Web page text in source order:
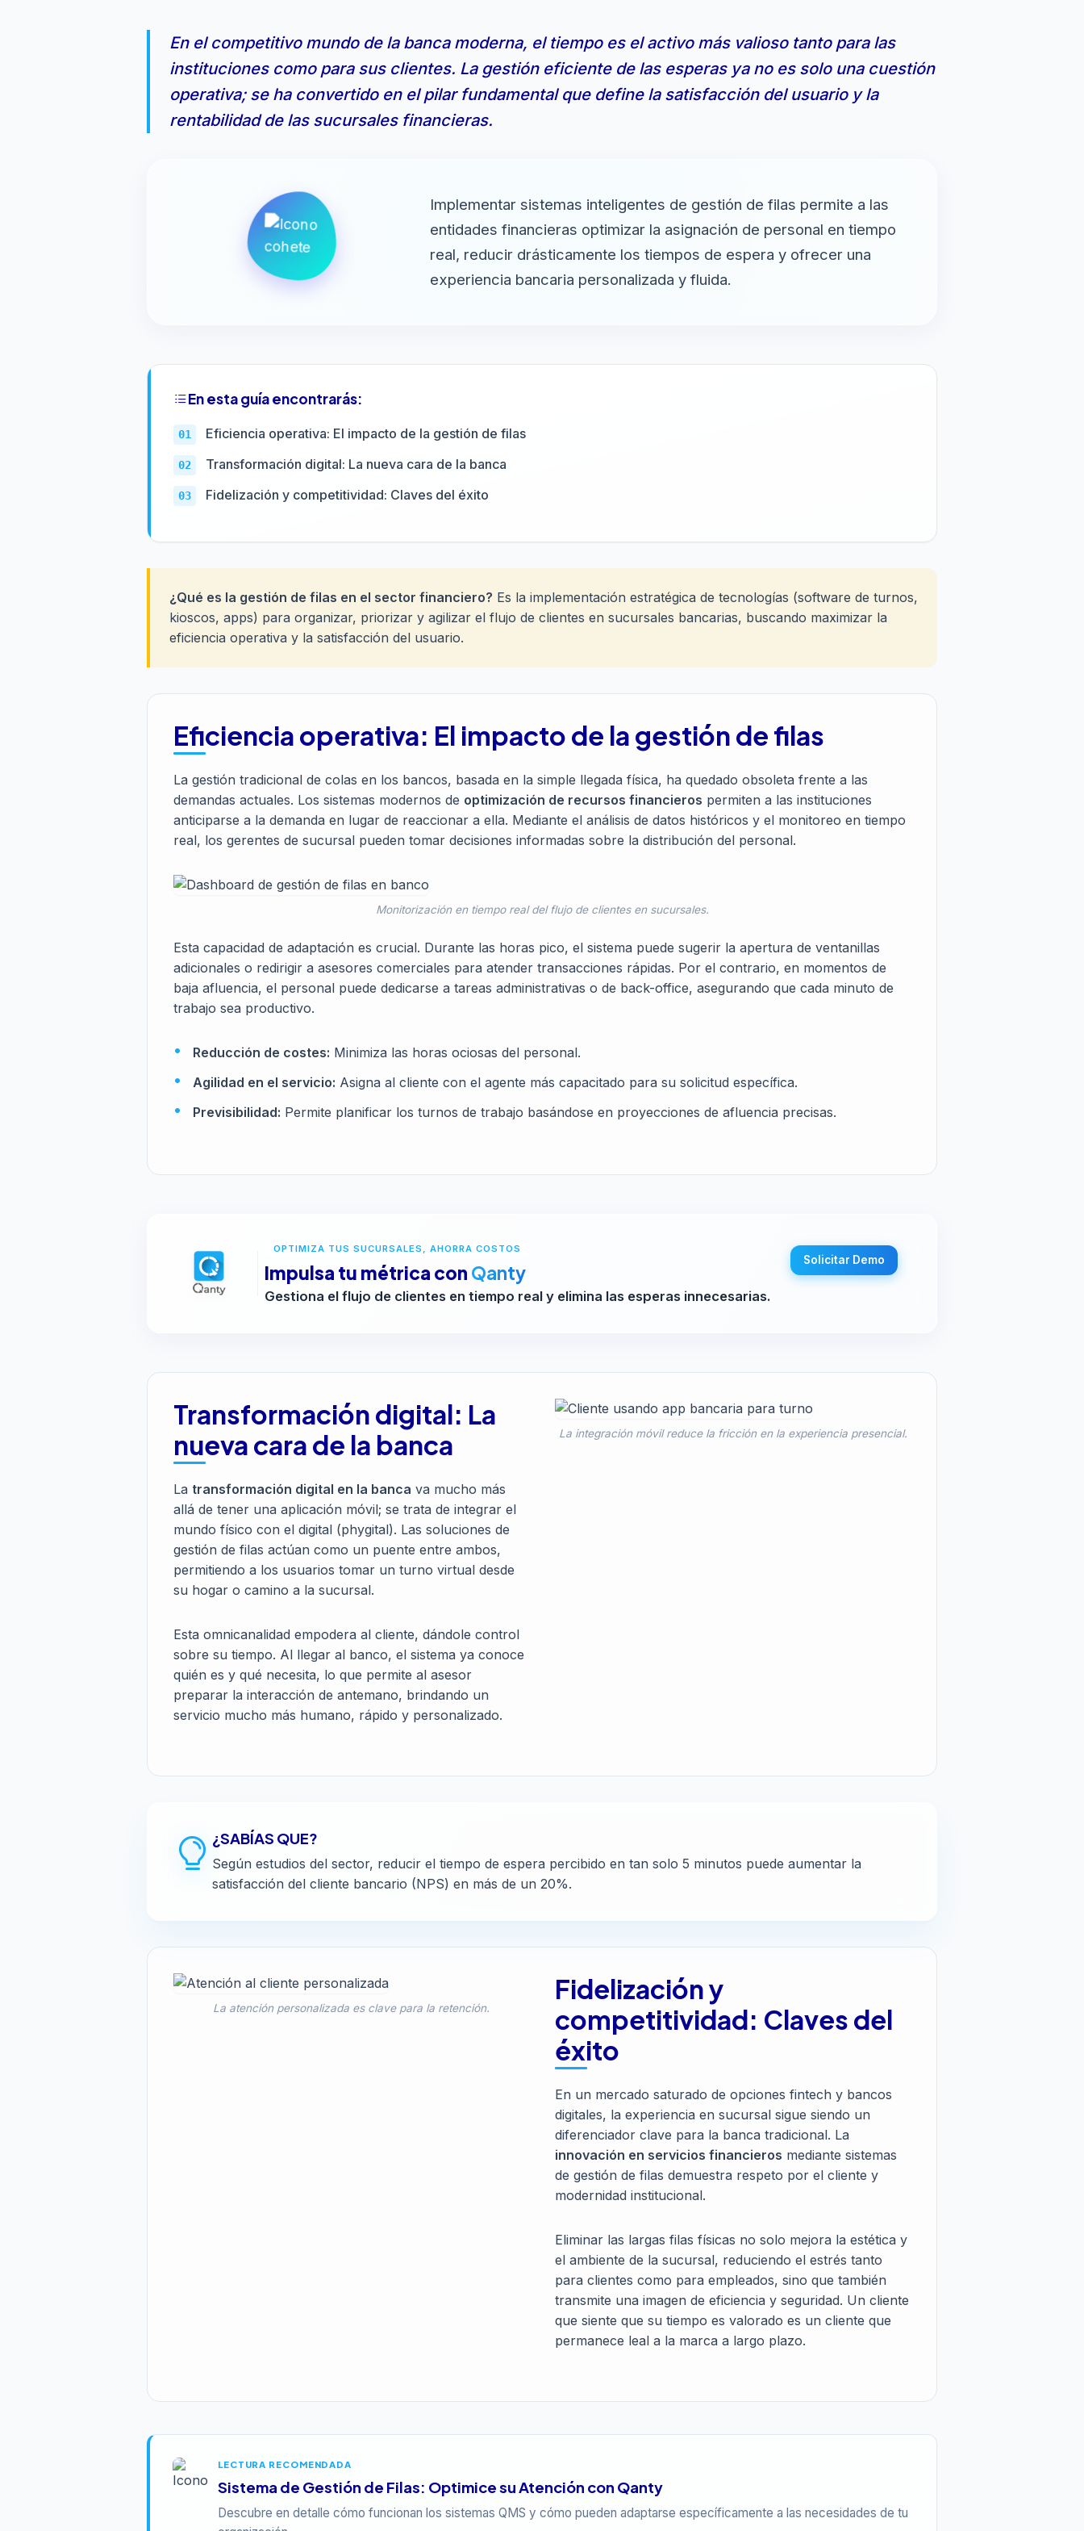
En el competitivo mundo de la banca moderna, el tiempo es el activo más valioso tanto para las
instituciones como para sus clientes. La gestión eficiente de las esperas ya no es solo una cuestión
operativa; se ha convertido en el pilar fundamental que define la satisfacción del usuario y la
rentabilidad de las sucursales financieras.
Implementar sistemas inteligentes de gestión de filas permite a las
entidades financieras optimizar la asignación de personal en tiempo
real, reducir drásticamente los tiempos de espera y ofrecer una
experiencia bancaria personalizada y fluida.
En esta guía encontrarás:
Eficiencia operativa: El impacto de la gestión de filas
Transformación digital: La nueva cara de la banca
Fidelización y competitividad: Claves del éxito
¿Qué es la gestión de filas en el sector financiero? Es la implementación estratégica de tecnologías (software de turnos,
kioscos, apps) para organizar, priorizar y agilizar el flujo de clientes en sucursales bancarias, buscando maximizar la
eficiencia operativa y la satisfacción del usuario.
Eficiencia operativa: El impacto de la gestión de filas
La gestión tradicional de colas en los bancos, basada en la simple llegada física, ha quedado obsoleta frente a las
demandas actuales. Los sistemas modernos de optimización de recursos financieros permiten a las instituciones
anticiparse a la demanda en lugar de reaccionar a ella. Mediante el análisis de datos históricos y el monitoreo en tiempo
real, los gerentes de sucursal pueden tomar decisiones informadas sobre la distribución del personal.
Monitorización en tiempo real del flujo de clientes en sucursales.
Esta capacidad de adaptación es crucial. Durante las horas pico, el sistema puede sugerir la apertura de ventanillas
adicionales o redirigir a asesores comerciales para atender transacciones rápidas. Por el contrario, en momentos de
baja afluencia, el personal puede dedicarse a tareas administrativas o de back-office, asegurando que cada minuto de
trabajo sea productivo.
Reducción de costes: Minimiza las horas ociosas del personal.
Agilidad en el servicio: Asigna al cliente con el agente más capacitado para su solicitud específica.
Previsibilidad: Permite planificar los turnos de trabajo basándose en proyecciones de afluencia precisas.
OPTIMIZA TUS SUCURSALES, AHORRA COSTOS
Impulsa tu métrica con Qanty
Gestiona el flujo de clientes en tiempo real y elimina las esperas innecesarias.
Solicitar Demo
Transformación digital: La
nueva cara de la banca
La transformación digital en la banca va mucho más
allá de tener una aplicación móvil; se trata de integrar el
mundo físico con el digital (phygital). Las soluciones de
gestión de filas actúan como un puente entre ambos,
permitiendo a los usuarios tomar un turno virtual desde
su hogar o camino a la sucursal.
Esta omnicanalidad empodera al cliente, dándole control
sobre su tiempo. Al llegar al banco, el sistema ya conoce
quién es y qué necesita, lo que permite al asesor
preparar la interacción de antemano, brindando un
servicio mucho más humano, rápido y personalizado.
La integración móvil reduce la fricción en la experiencia presencial.
¿SABÍAS QUE?
Según estudios del sector, reducir el tiempo de espera percibido en tan solo 5 minutos puede aumentar la
satisfacción del cliente bancario (NPS) en más de un 20%.
La atención personalizada es clave para la retención.
Fidelización y
competitividad: Claves del
éxito
En un mercado saturado de opciones fintech y bancos
digitales, la experiencia en sucursal sigue siendo un
diferenciador clave para la banca tradicional. La
innovación en servicios financieros mediante sistemas
de gestión de filas demuestra respeto por el cliente y
modernidad institucional.
Eliminar las largas filas físicas no solo mejora la estética y
el ambiente de la sucursal, reduciendo el estrés tanto
para clientes como para empleados, sino que también
transmite una imagen de eficiencia y seguridad. Un cliente
que siente que su tiempo es valorado es un cliente que
permanece leal a la marca a largo plazo.
LECTURA RECOMENDADA
Sistema de Gestión de Filas: Optimice su Atención con Qanty
Descubre en detalle cómo funcionan los sistemas QMS y cómo pueden adaptarse específicamente a las necesidades de tu